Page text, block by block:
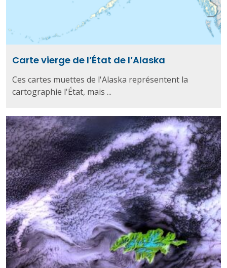
Carte vierge de l’État de l’Alaska
Ces cartes muettes de l'Alaska représentent la
cartographie l'État, mais ...